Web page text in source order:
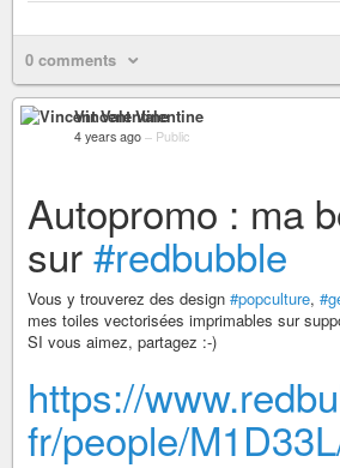
0 comments
Vincent Valentine
4 years ago – Public
Autopromo : ma
sur#redbubble
Vous y trouverez des design #popculture,
mes toiles vectorisées imprimables sur
SI vous aimez, partagez :-)
https://
fr/people/